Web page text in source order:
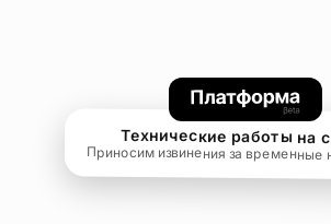
Технические работы на
Приносим извинения за временные